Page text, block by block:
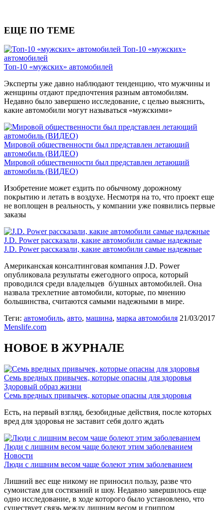
ЕЩЕ ПО ТЕМЕ
Топ-10 «мужских»
автомобилей
Топ-10 «мужских» автомобилей
Эксперты уже давно наблюдают тенденцию, что мужчины и
женщины отдают предпочтения разным автомобилям.
Недавно было завершено исследование, с целью выяснить,
какие автомобили могут называться «мужскими»
Мировой общественности был представлен летающий
автомобиль (ВИДЕО)
Мировой общественности был представлен летающий
автомобиль (ВИДЕО)
Изобретение может ездить по обычному дорожному
покрытию и летать в воздухе. Несмотря на то, что проект еще
не воплощен в реальность, у компании уже появились первые
заказы
J.D. Power рассказали, какие автомобили самые надежные
J.D. Power рассказали, какие автомобили самые надежные
Американская консалтинговая компания J.D. Power
опубликовала результаты ежегодного опроса, который
проводился среди владельцев б/ушных автомобилей. Она
назвала трехлетние автомобили, которые, по мнению
большинства, считаются самыми надежными в мире.
Теги: автомобиль, авто, машина, марка автомобиля 21/03/2017
Menslife.com
НОВОЕ В ЖУРНАЛЕ
Семь вредных привычек, которые опасны для здоровья
Здоровый образ жизни
Семь вредных привычек, которые опасны для здоровья
Есть, на первый взгляд, безобидные действия, после которых
вред для здоровья не заставит себя долго ждать
Люди с лишним весом чаще болеют этим заболеванием
Новости
Люди с лишним весом чаще болеют этим заболеванием
Лишний вес еще никому не приносил пользу, разве что
сумоистам для состязаний и шоу. Недавно завершилось еще
одно исследование, в ходе которого было установлено, что
существует связь между лишним весом и гриппом